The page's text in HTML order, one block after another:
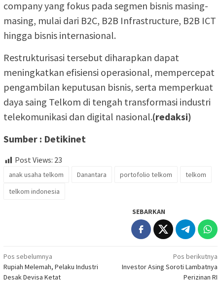
company yang fokus pada segmen bisnis masing-
masing, mulai dari B2C, B2B Infrastructure, B2B ICT
hingga bisnis internasional.
Restrukturisasi tersebut diharapkan dapat
meningkatkan efisiensi operasional, mempercepat
pengambilan keputusan bisnis, serta memperkuat
daya saing Telkom di tengah transformasi industri
telekomunikasi dan digital nasional.(redaksi)
Sumber : Detikinet
Post Views: 23
anak usaha telkom Danantara portofolio telkom
telkom
telkom indonesia
SEBARKAN
Navigasi
pos
Pos sebelumnya
Rupiah Melemah, Pelaku Industri
Desak Devisa Ketat
Pos berikutnya
Investor Asing Soroti Lambatnya
Perizinan RI